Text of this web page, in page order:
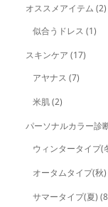
オススメアイテム (2)
似合うドレス (1)
スキンケア (17)
アヤナス (7)
米肌(2)
パーソナルカラー診
ウィンタータイプ(
オータムタイプ(秋)
サマータイプ(夏)